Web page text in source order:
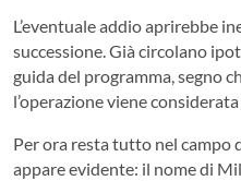
L’eventuale addio aprirebbe
successione. Già circolano
guida del programma, segno
l’operazione viene
Per ora resta tutto nel campo
appare evidente: il nome di